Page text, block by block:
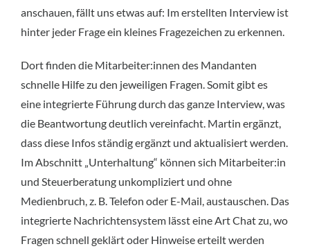
anschauen, fällt uns etwas auf: Im erstellten Interview ist
hinter jeder Frage ein kleines Fragezeichen zu erkennen.
Dort finden die Mitarbeiter:innen des Mandanten
schnelle Hilfe zu den jeweiligen Fragen. Somit gibt es
eine integrierte Führung durch das ganze Interview, was
die Beantwortung deutlich vereinfacht. Martin ergänzt,
dass diese Infos ständig ergänzt und aktualisiert werden.
Im Abschnitt „Unterhaltung“ können sich Mitarbeiter:in
und Steuerberatung unkompliziert und ohne
Medienbruch, z. B. Telefon oder E-Mail, austauschen. Das
integrierte Nachrichtensystem lässt eine Art Chat zu, wo
Fragen schnell geklärt oder Hinweise erteilt werden